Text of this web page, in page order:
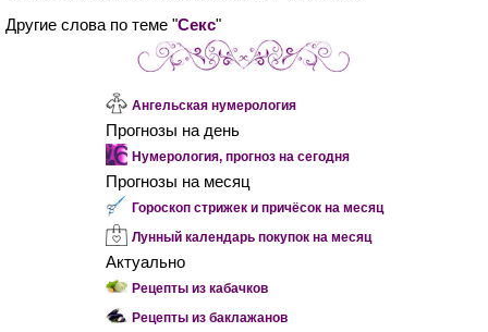
Другие слова по теме "Секс"
Ангельская нумерология
Прогнозы на день
Нумерология, прогноз на сегодня
Прогнозы на месяц
Гороскоп стрижек и причёсок на месяц
Лунный календарь покупок на месяц
Актуально
Рецепты из кабачков
Рецепты из баклажанов